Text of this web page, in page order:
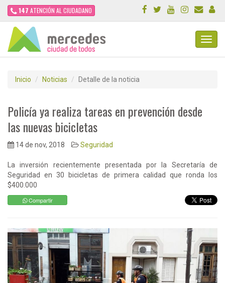
147 ATENCIÓN AL CIUDADANO
Inicio Noticias Detalle de la noticia
Policía ya realiza tareas en prevención desde
las nuevas bicicletas
14 de nov, 2018 Seguridad
La inversión recientemente presentada por la Secretaría de
Seguridad en 30 bicicletas de primera calidad que ronda los
$400.000
Compartir